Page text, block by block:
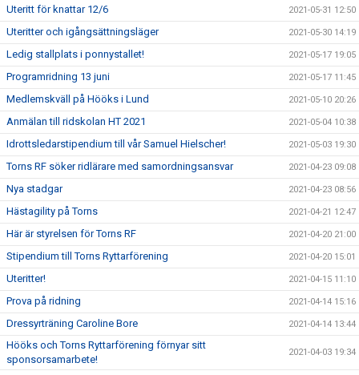
Uteritt för knattar 12/6 2021-05-31 12:50
Uteritter och igångsättningsläger 2021-05-30 14:19
Ledig stallplats i ponnystallet! 2021-05-17 19:05
Programridning 13 juni 2021-05-17 11:45
Medlemskväll på Hööks i Lund 2021-05-10 20:26
Anmälan till ridskolan HT 2021 2021-05-04 10:38
Idrottsledarstipendium till vår Samuel Hielscher! 2021-05-03 19:30
Torns RF söker ridlärare med samordningsansvar 2021-04-23 09:08
Nya stadgar 2021-04-23 08:56
Hästagility på Torns 2021-04-21 12:47
Här är styrelsen för Torns RF 2021-04-20 21:00
Stipendium till Torns Ryttarförening 2021-04-20 15:01
Uteritter! 2021-04-15 11:10
Prova på ridning 2021-04-14 15:16
Dressyrträning Caroline Bore 2021-04-14 13:44
Hööks och Torns Ryttarförening förnyar sitt
sponsorsamarbete!
2021-04-03 19:34